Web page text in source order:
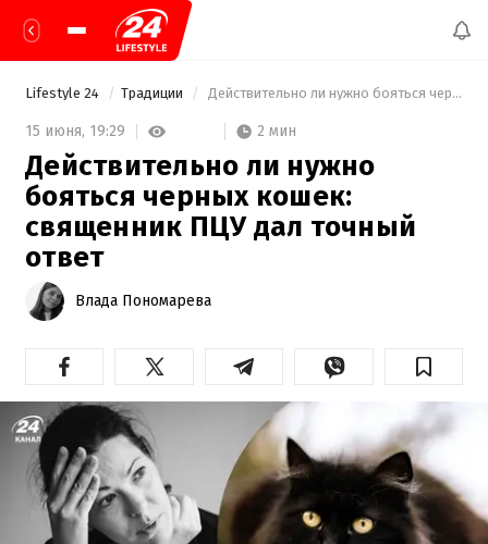
Lifestyle 24 Традиции Действительно ли нужно бояться черных кошек: священник ПЦУ дал точный ответ
15 июня, 19:29 2 мин
Действительно ли нужно
бояться черных кошек:
священник ПЦУ дал точный
ответ
Влада Пономарева